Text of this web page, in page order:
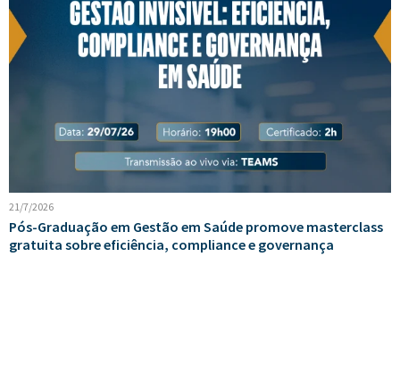
21/7/2026
Pós-Graduação em Gestão em Saúde promove masterclass
gratuita sobre eficiência, compliance e governança